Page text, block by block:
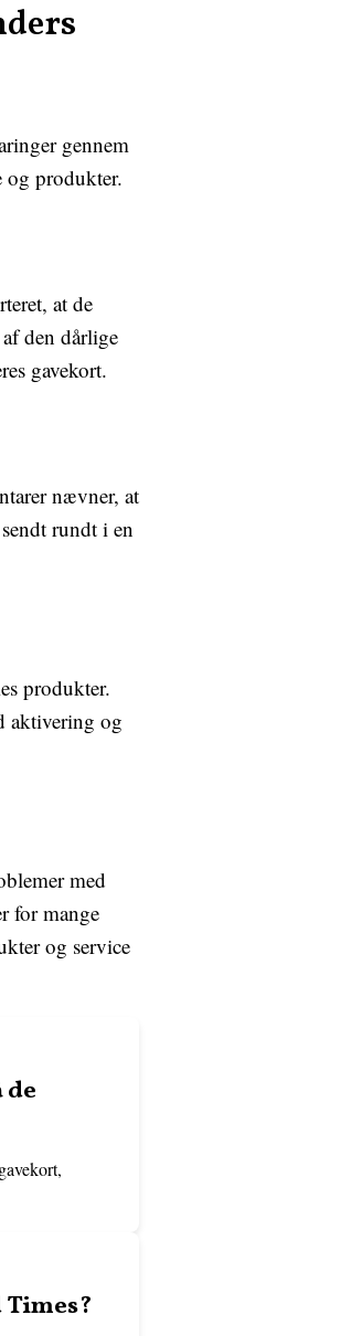
gennem
og produkter.
at de
den dårlige
gavekort.
nævner, at
rundt i en
produkter.
aktivering og
med
for mange
og service
de